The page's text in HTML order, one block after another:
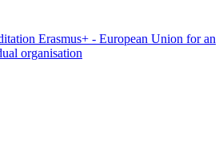
Erasmus+ - European Union for an
organisation